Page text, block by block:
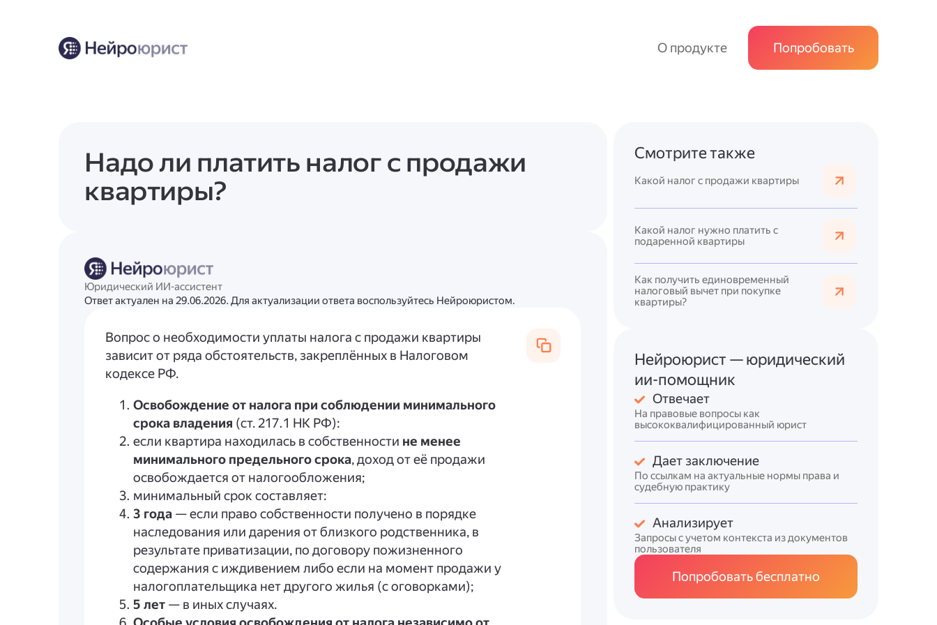
О продукте Попробовать
Надо ли платить налог с продажи
квартиры?
Юридический ИИ-ассистент
Ответ актуален на 29.06.2026. Для актуализации ответа воспользуйтесь Нейроюристом.
Вопрос о необходимости уплаты налога с продажи квартиры
зависит от ряда обстоятельств, закреплённых в Налоговом
кодексе РФ.
Освобождение от налога при соблюдении минимального
срока владения (ст. 217.1 НК РФ):
если квартира находилась в собственности не менее
минимального предельного срока, доход от её продажи
освобождается от налогообложения;
минимальный срок составляет:
3 года — если право собственности получено в порядке
наследования или дарения от близкого родственника, в
результате приватизации, по договору пожизненного
содержания с иждивением либо если на момент продажи у
налогоплательщика нет другого жилья (с оговорками);
5 лет — в иных случаях.
Смотрите также
Какой налог с продажи квартиры
Какой налог нужно платить с
подаренной квартиры
Как получить единовременный
налоговый вычет при покупке
квартиры?
Нейроюрист — юридический
ии-помощник
Отвечает
На правовые вопросы как
высококвалифицированный юрист
Дает заключение
По ссылкам на актуальные нормы права и
судебную практику
Анализирует
Запросы с учетом контекста из документов
пользователя
Попробовать бесплатно